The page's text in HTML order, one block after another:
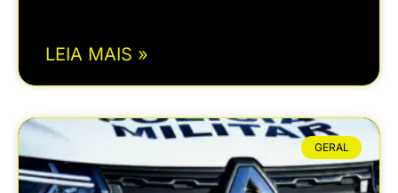
LEIA MAIS »
GERAL